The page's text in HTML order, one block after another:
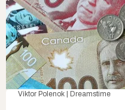
Viktor Polenok | Dreamstime